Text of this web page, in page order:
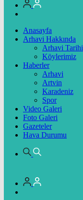
Anasayfa
Arhavi Hakkında
Arhavi Tarihi
Köylerimiz
Haberler
Arhavi
Artvin
Karadeniz
Spor
Video Galeri
Foto Galeri
Gazeteler
Hava Durumu